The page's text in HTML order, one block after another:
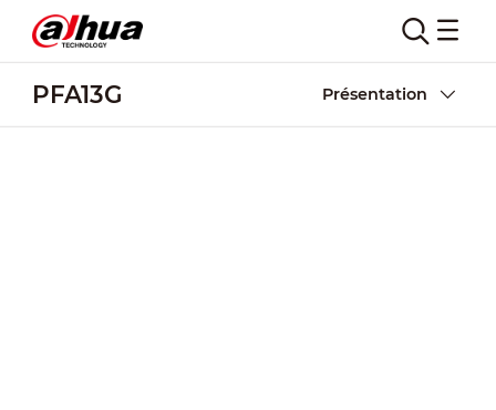
PFA13G Présentation